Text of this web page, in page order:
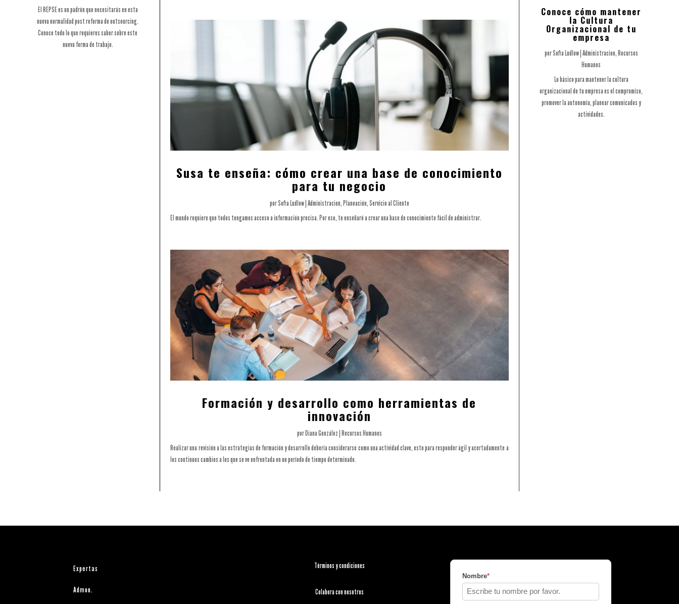
El REPSE es un padrón que necesitarás en esta
nueva normalidad post reforma de outsourcing.
Conoce todo lo que requieres saber sobre este
nueva forma de trabajo.
Susa te enseña: cómo crear una base de conocimiento
para tu negocio
porSofia Ludlow|Administracion,Planeación,Servicio al Cliente
El mundo requiere que todos tengamos acceso a información precisa. Por eso, te enseñaré a crear una base de conocimiento fácil de administrar.
Formación y desarrollo como herramientas de
innovación
porDiana González |Recursos Humanos
Realizar una revisión a las estrategias de formación y desarrollo debería considerarse como una actividad clave, esto para responder ágil y acertadamente a
los continuos cambios a los que se ve enfrentada en un período de tiempo determinado.
Conoce cómo mantener
la Cultura
Organizacional de tu
empresa
porSofia Ludlow|Administracion,Recursos
Humanos
Lo básico para mantener la cultura
organizacional de tu empresa es el compromiso,
promover la autonomía, planear comunicados y
actividades.
Expertas
Admon.
Términos y condiciones
Colabora con nosotros
Nombre*